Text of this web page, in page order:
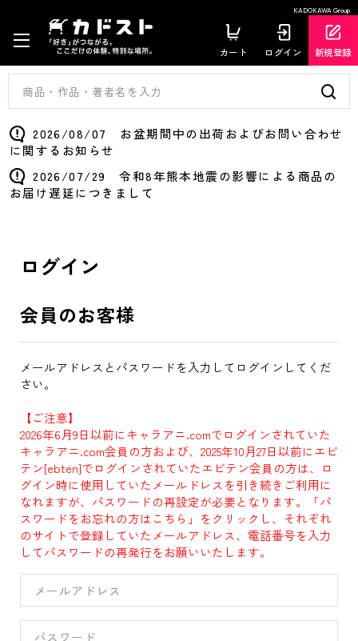
KADOKAWA Group
カート ログイン 新規登録
2026/08/07 お盆期間中の出荷およびお問い合わせ
に関するお知らせ
2026/07/29 令和8年熊本地震の影響による商品の
お届け遅延につきまして
ログイン
会員のお客様
メールアドレスとパスワードを入力してログインしてくだ
さい。
【ご注意】
2026年6月9日以前にキャラアニ.comでログインされていた
キャラアニ.com会員の方および、2025年10月27日以前にエビ
テン[ebten]でログインされていたエビテン会員の方は、ロ
グイン時に使用していたメールドレスを引き続きご利用に
なれますが、パスワードの再設定が必要となります。「パ
スワードをお忘れの方はこちら」をクリックし、それぞれ
のサイトで登録していたメールアドレス、電話番号を入力
してパスワードの再発行をお願いいたします。